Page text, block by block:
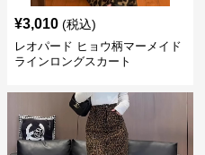
¥3,010 (税込)
レオパード ヒョウ柄マーメイド
ラインロングスカート